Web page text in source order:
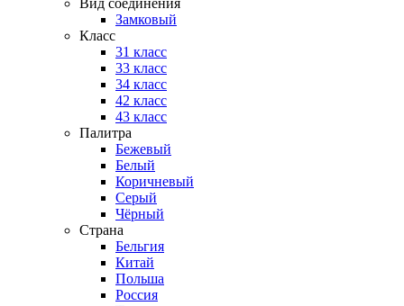
Вид соединения
Замковый
Класс
31 класс
33 класс
34 класс
42 класс
43 класс
Палитра
Бежевый
Белый
Коричневый
Серый
Чёрный
Страна
Бельгия
Китай
Польша
Россия